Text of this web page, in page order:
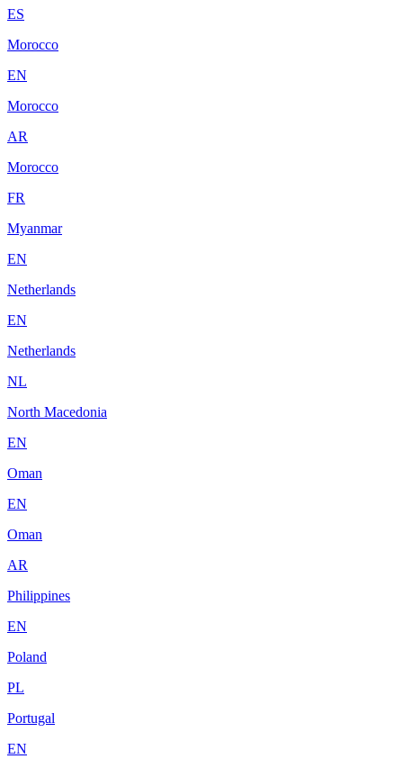
ES
Morocco
EN
Morocco
AR
Morocco
FR
Myanmar
EN
Netherlands
EN
Netherlands
NL
North Macedonia
EN
Oman
EN
Oman
AR
Philippines
EN
Poland
PL
Portugal
EN